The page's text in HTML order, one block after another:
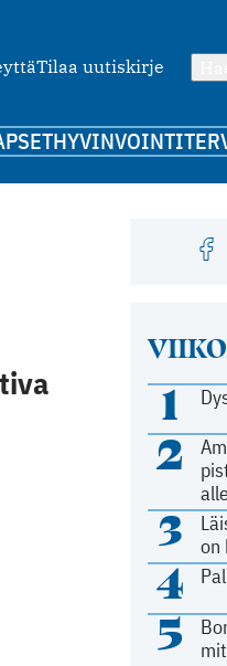
Tilaa uutiskirje
HYVINVOINTI
1
2
3
on
4
5